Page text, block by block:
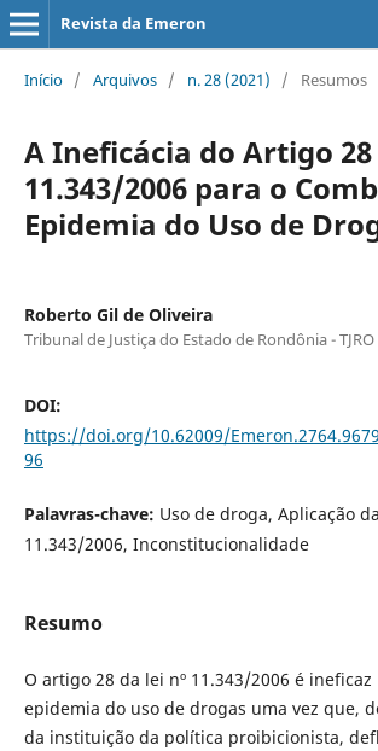
Revista da Emeron
Início / Arquivos / n. 28 (2021) / Resumos
A Ineficácia do Artigo 28
11.343/2006 para o
Epidemia do Uso de
Roberto Gil de Oliveira
Tribunal de Justiça do Estado de Rondônia - TJRO
DOI:
https://doi.org/10.62009/
96
Palavras-chave: Uso de droga, Aplicação
11.343/2006, Inconstitucionalidade
Resumo
O artigo 28 da lei nº 11.343/2006 é
epidemia do uso de drogas uma vez que,
da instituição da política proibicionista,